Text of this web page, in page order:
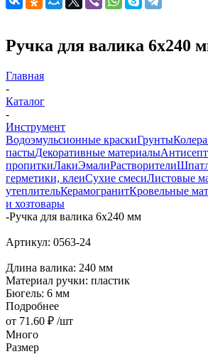
Ручка для валика 6x240
Главная
-
Каталог
-
Инструмент
Водоэмульсионные краскиГрунты
пастыДекоративные материалы
пропиткиЛакиЭмалиРастворители
герметики, клеиСухие смесиЛистовые
утеплительКерамогранитКровельные
и хозтовары
-Ручка для валика 6x240 мм
Артикул: 0563-24
Длина валика: 240 мм
Материал ручки: пластик
Бюгель: 6 мм
Подробнее
от 71.60 ₽ /шт
Много
Размер